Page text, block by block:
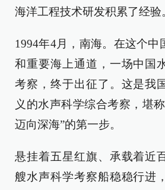
海洋工程技术研发积累了经验
1994年4月，南海。在这个中
和重要海上通道，一场中国
考察，终于出征了。这是我
义的水声科学综合考察，堪
迈向深海”的第一步。
悬挂着五星红旗、承载着近
艘水声科学考察船稳稳行进